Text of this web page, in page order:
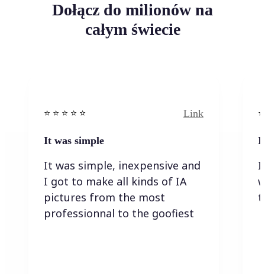
Dołącz do milionów na
całym świecie
⭐️ ⭐️ ⭐️ ⭐ ⭐️ Link
It was simple
It was simple, inexpensive and
I got to make all kinds of IA
pictures from the most
professionnal to the goofiest
I
I